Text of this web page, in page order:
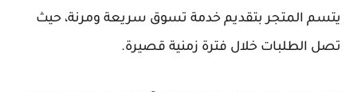
يتسم المتجر بتقديم خدمة تسوق سريعة ومرنة، حيث
تصل الطلبات خلال فترة زمنية قصيرة.